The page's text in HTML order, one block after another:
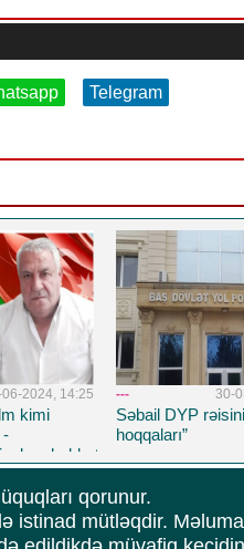
Telegram
--- 30-03-2023, 11:41
Səbail DYP rəisinin “yeni
qorunur.
istinad mütləqdir.